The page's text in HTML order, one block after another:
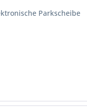
Parkscheibe